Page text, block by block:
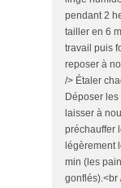
pendant 2
tailler en 6
travail puis
reposer à
/> Étaler
Déposer
laisser à
préchauffer
légèrement
min (les
gonflés).<br